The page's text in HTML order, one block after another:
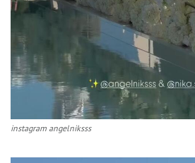
instagram angelniksss